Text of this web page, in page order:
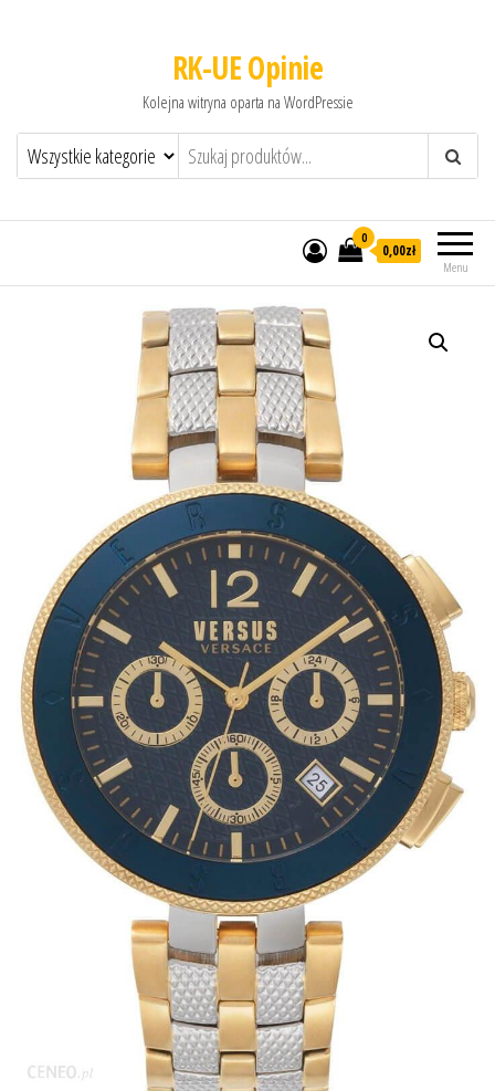
RK-UE Opinie
Kolejna witryna oparta na WordPressie
Menu
0
0,00zł